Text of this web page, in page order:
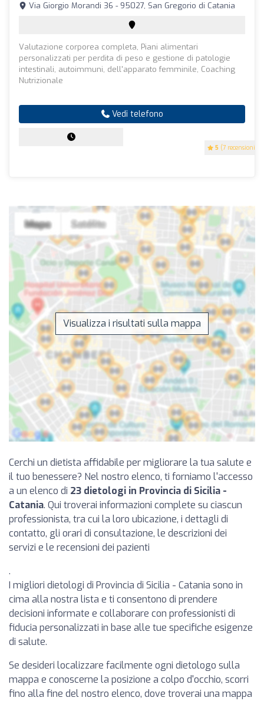
5 (7 recensioni)
Via Giorgio Morandi 36 - 95027, San Gregorio di Catania
Valutazione corporea completa, Piani alimentari
personalizzati per perdita di peso e gestione di patologie
intestinali, autoimmuni, dell'apparato femminile, Coaching
Nutrizionale
Vedi telefono
Visualizza i risultati sulla mappa
Cerchi un dietista affidabile per migliorare la tua salute e
il tuo benessere? Nel nostro elenco, ti forniamo l'accesso
a un elenco di 23 dietologi in Provincia di Sicilia -
Catania. Qui troverai informazioni complete su ciascun
professionista, tra cui la loro ubicazione, i dettagli di
contatto, gli orari di consultazione, le descrizioni dei
servizi e le recensioni dei pazienti
.
I migliori dietologi di Provincia di Sicilia - Catania sono in
cima alla nostra lista e ti consentono di prendere
decisioni informate e collaborare con professionisti di
fiducia personalizzati in base alle tue specifiche esigenze
di salute.
Se desideri localizzare facilmente ogni dietologo sulla
mappa e conoscerne la posizione a colpo d'occhio, scorri
fino alla fine del nostro elenco, dove troverai una mappa